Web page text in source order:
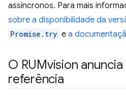
assíncronos. Para mais
sobre a disponibilidade da
Promise.try e a
O RUMvision
referência